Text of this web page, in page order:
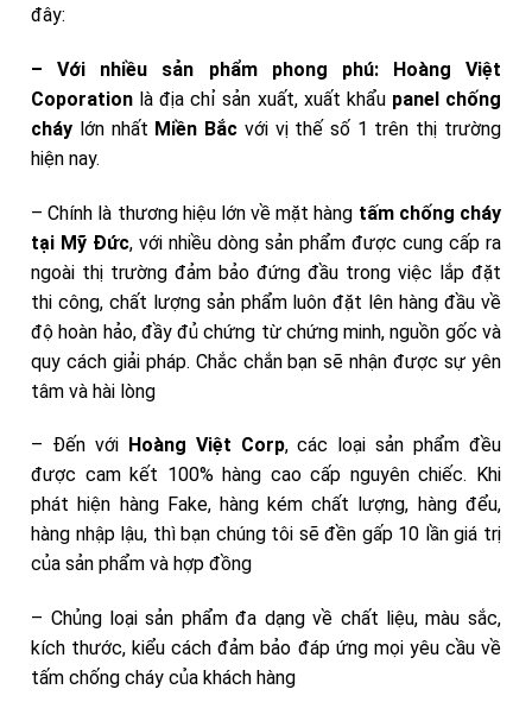
đây:
– Với nhiều sản phẩm phong phú:
Hoàng Việt
Coporation là địa chỉ sản xuất, xuất khẩu panel chống
cháy lớn nhất Miền Bắc với vị thế số 1 trên thị trường
hiện nay.
– Chính là thương hiệu lớn về mặt hàng tấm chống cháy
tại Mỹ Đức, với nhiều dòng sản phẩm được cung cấp ra
ngoài thị trường đảm bảo đứng đầu trong việc lắp đặt
thi công, chất lượng sản phẩm luôn đặt lên hàng đầu về
độ hoàn hảo, đầy đủ chứng từ chứng minh, nguồn gốc và
quy cách giải pháp. Chắc chắn bạn sẽ nhận được sự yên
tâm và hài lòng
– Đến với Hoàng Việt Corp, các loại sản phẩm đều
được cam kết 100% hàng cao cấp nguyên chiếc. Khi
phát hiện hàng Fake, hàng kém chất lượng, hàng đểu,
hàng nhập lậu, thì bạn chúng tôi sẽ đền gấp 10 lần giá trị
của sản phẩm và hợp đồng
– Chủng loại sản phẩm đa dạng về chất liệu, màu sắc,
kích thước, kiểu cách đảm bảo đáp ứng mọi yêu cầu về
tấm chống cháy của khách hàng